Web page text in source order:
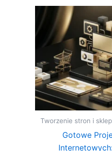
Tworzenie stron i
Gotowe